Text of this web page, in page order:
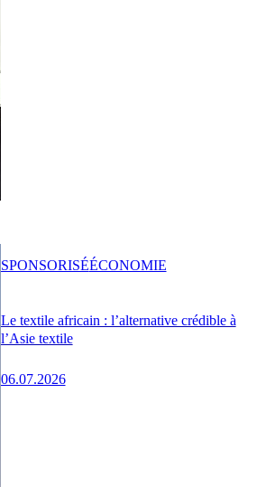
Le textile africain : l’alternative crédible à
l’Asie textile
06.07.2026
SPONSORISÉÉCONOMIE